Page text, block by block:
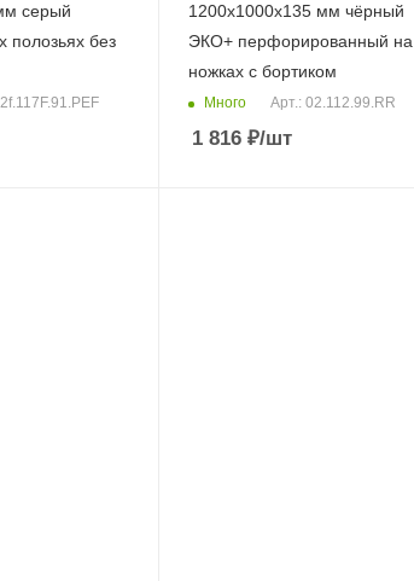
серый
полозьяx без
1200х1000х135 мм чёрный
ЭКО+ перфорированный на
ножках с бортиком
Много Арт.: 02.112.99.RR
1 816₽/шт